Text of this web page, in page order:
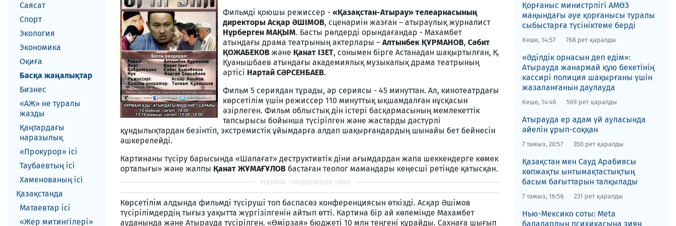
Саясат
Спорт
Экология
Экономика
Оқиға
Басқа жаңалықтар
Бизнес
«АЖ» не туралы
жазды
Қаңтардағы
наразылық
«Прокурор» ісі
Таубаевтың ісі
Хаменованың ісі
Қазақстанда
Матаевтар ici
«Жер митингілері»
Фильмді қоюшы режиссер - «Қазақстан-Атырау» телеарнасының
директоры Асқар ӘШІМОВ, сценариін жазған – атыраулық журналист
Нұрберген МАҚЫМ. Басты рөлдерді орындағандар - Махамбет
атындағы драма театрының актерлары – Алтынбек ҚҰРМАНОВ, Сәбит
ҚОЖАБЕКОВ және Қанат ІЗЕТ, сонымен бірге Астанадан шақыртылған, Қ.
Қуанышбаев атындағы академиялық музыкалық драма театрының
әртісі Нартай СӘРСЕНБАЕВ.
Фильм 5 сериядан тұрады, әр сериясы - 45 минуттан. Ал, кинотеатрдағы
көрсетілім үшін режиссер 110 минуттық ықшамдалған нұсқасын
әзірлеген. Фильм облыстық дін істері басқармасының мемлекеттік
тапсырысы бойынша түсірілген және жастарды дәстүрлі
құндылықтардан безінтіп, экстремистік ұйымдарға алдап шақырғандардың шынайы бет бейнесін
әшкерелейді.
Картинаны түсіру барысында «Шапағат» деструктивтік діни ағымдардан жапа шеккендерге көмек
орталығы» және жалпы Қанат ЖҰМАҒҰЛОВ бастаған теолог мамандары кеңесші ретінде қатысқан.
Көрсетілім алдында фильмді түсіруші топ баспасөз конференциясын өткізді. Асқар Әшімов
түсірілімдердің тығыз уақытта жүргізілгенін айтып өтті. Картина бір ай көлемінде Махамбет
ауданында және Атырауда түсірілген. «Өмірзая» бюджеті 10 млн теңгені құрайды. Сахнаға шығып
Қорғаныс министрлігі АМӨЗ
маңындағы әуе қорғанысы туралы
сыбыстарға түсініктеме берді
Кеше, 14:57 768 рет қаралды
«Әділдік орнасын деп едім»:
Атырауда жанармай құю бекетінің
кассирі полиция шақырғаны үшін
жазаланғанын даулауда
Кеше, 14:46 569 рет қаралды
Атырауда ер адам үй ауласында
әйелін ұрып-соққан
7 тамыз, 20:57 350 рет қаралды
Қазақстан мен Сауд Арабиясы
көпжақты ынтымақтастықтың
басым бағыттарын талқылады
7 тамыз, 16:56 231 рет қаралды
Нью-Мексико соты​: Meta
балалардың психикасына зиян